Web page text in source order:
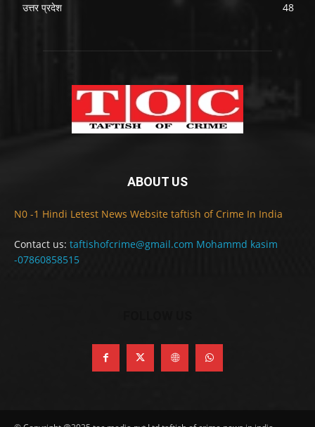
उत्तर प्रदेश
48
ABOUT US
N0 -1 Hindi Letest News Website taftish of Crime In India
Contact us: taftishofcrime@gmail.com Mohammd kasim
-07860858515